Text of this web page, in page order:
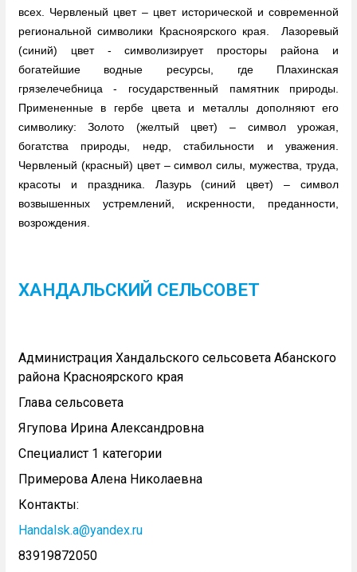
всех. Червленый цвет – цвет исторической и современной
региональной символики Красноярского края. Лазоревый
(синий) цвет - символизирует просторы района и
богатейшие водные ресурсы, где Плахинская
грязелечебница - государственный памятник природы.
Примененные в гербе цвета и металлы дополняют его
символику: Золото (желтый цвет) – символ урожая,
богатства природы, недр, стабильности и уважения.
Червленый (красный) цвет – символ силы, мужества, труда,
красоты и праздника. Лазурь (синий цвет) – символ
возвышенных устремлений, искренности, преданности,
возрождения.
ХАНДАЛЬСКИЙ СЕЛЬСОВЕТ
Администрация Хандальского сельсовета Абанского
района Красноярского края
Глава сельсовета
Ягупова Ирина Александровна
Специалист 1 категории
Примерова Алена Николаевна
Контакты:
Handalsk.a@yandex.ru
83919872050